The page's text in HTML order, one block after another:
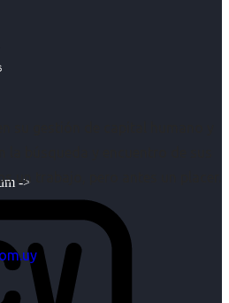
->
su gestión de capital humano y
la búsqueda y encuentro de sus
un trabajo, pero antes un placer.